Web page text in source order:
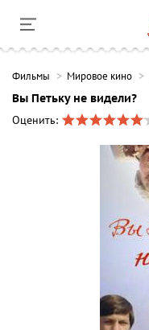
Фильмы Мировое кино
Вы Петьку не видели?
Оценить: